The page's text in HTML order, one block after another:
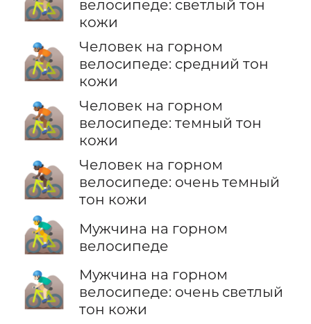
велосипеде: светлый тон
кожи
🚵🏽
Человек на горном
велосипеде: средний тон
кожи
🚵🏾
Человек на горном
велосипеде: темный тон
кожи
🚵🏿
Человек на горном
велосипеде: очень темный
тон кожи
🚵‍♂️
Мужчина на горном
велосипеде
🚵🏻‍♂️
Мужчина на горном
велосипеде: очень светлый
тон кожи